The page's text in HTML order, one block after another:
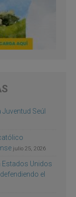
Seúl
julio 25, 2026
Estados Unidos
el